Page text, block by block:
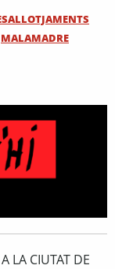
MALAMADRE
LA CIUTAT DE